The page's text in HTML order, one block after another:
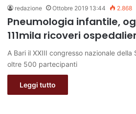
redazione Ottobre 2019 13:44 2.868
Pneumologia infantile,
111mila ricoveri
A Bari il XXIII congresso nazionale
oltre 500 partecipanti
Leggi tutto